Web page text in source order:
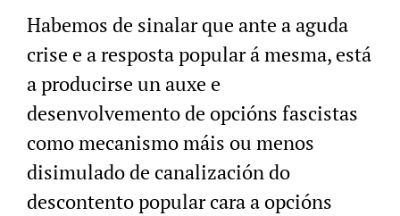
Habemos de sinalar que ante a aguda
crise e a resposta popular á mesma, está
a producirse un auxe e
desenvolvemento de opcións fascistas
como mecanismo máis ou menos
disimulado de canalización do
descontento popular cara a opcións